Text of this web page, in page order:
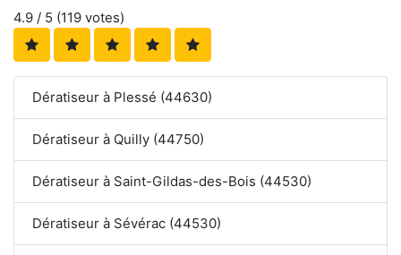
4.9 / 5 (119 votes)
Dératiseur à Plessé (44630)
Dératiseur à Quilly (44750)
Dératiseur à Saint-Gildas-des-Bois (44530)
Dératiseur à Sévérac (44530)